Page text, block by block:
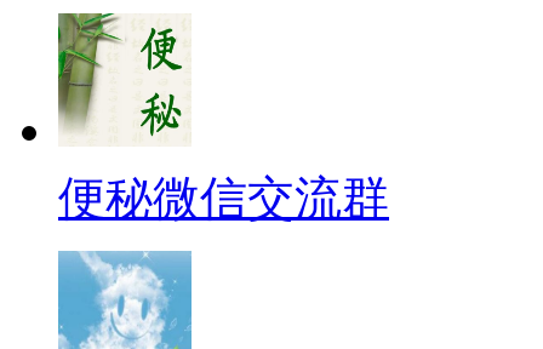
便秘微信交流群